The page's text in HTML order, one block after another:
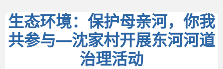
生态环境：保护母亲河，你我
共参与—沈家村开展东河河道
治理活动